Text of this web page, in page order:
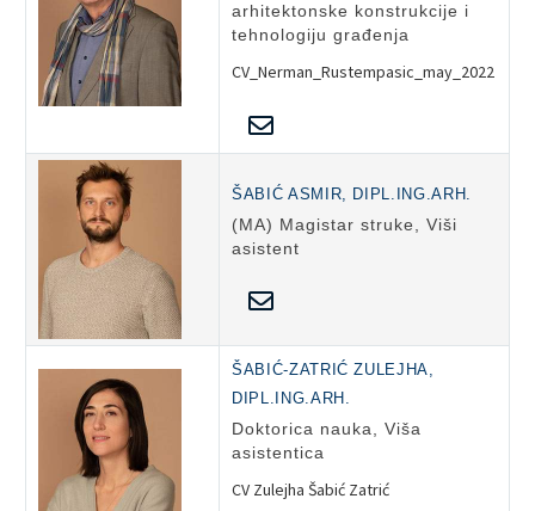
arhitektonske konstrukcije i
tehnologiju građenja
CV_Nerman_Rustempasic_may_2022
ŠABIĆ ASMIR, DIPL.ING.ARH.
(MA) Magistar struke, Viši
asistent
ŠABIĆ-ZATRIĆ ZULEJHA,
DIPL.ING.ARH.
Doktorica nauka, Viša
asistentica
CV Zulejha Šabić Zatrić